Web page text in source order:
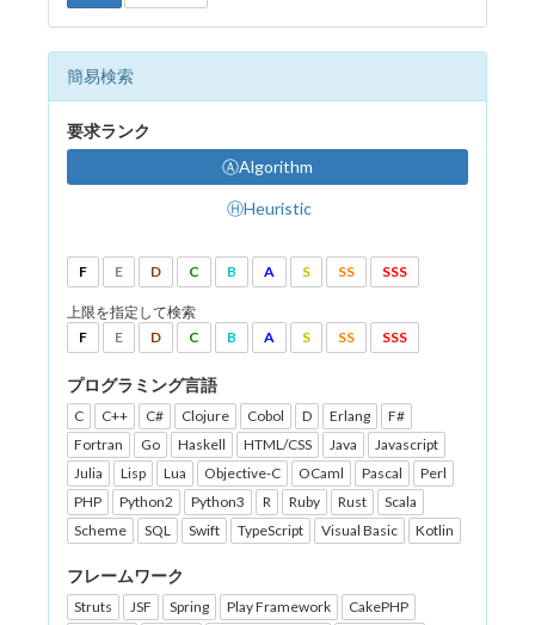
簡易検索
要求ランク
ⒶAlgorithm
ⒽHeuristic
F E D C B A S SS SSS
上限を指定して検索
F
E D C B A S SS SSS
プログラミング言語
C C++ C# Clojure Cobol D Erlang
F#
Fortran
Go Haskell HTML/CSS Java
Javascript
Julia
Lisp Lua Objective-C OCaml Pascal
Perl
PHP
Python2 Python3 R Ruby Rust
Scala
Scheme
SQL Swift TypeScript Visual Basic Kotlin
フレームワーク
Struts JSF Spring Play Framework
CakePHP